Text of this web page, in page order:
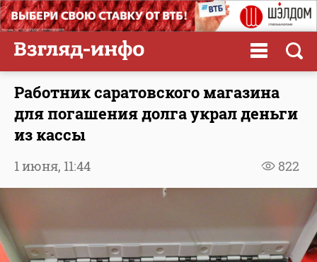
Работник саратовского магазина
для погашения долга украл деньги
из кассы
822
1 июня, 11:44